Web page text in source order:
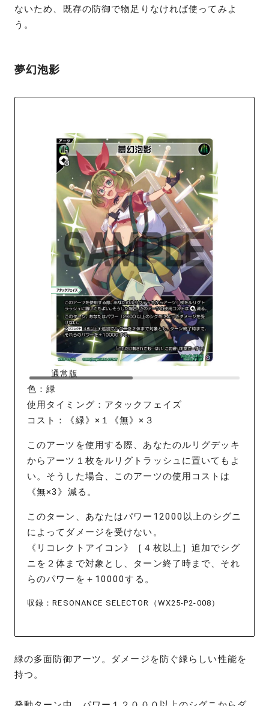
ないため、既存の防御で物足りなければ使ってみよ
う。
夢幻泡影
通常版
色：緑
使用タイミング：アタックフェイズ
コスト：《緑》×１《無》×３
このアーツを使用する際、あなたのルリグデッキ
からアーツ１枚をルリグトラッシュに置いてもよ
い。そうした場合、このアーツの使用コストは
《無×3》減る。
このターン、あなたはパワー12000以上のシグニ
によってダメージを受けない。
《リコレクトアイコン》［４枚以上］追加でシグ
ニを２体まで対象とし、ターン終了時まで、それ
らのパワーを＋10000する。
収録：RESONANCE SELECTOR（WX25-P2-008）
緑の多面防御アーツ。ダメージを防ぐ緑らしい性能を
持つ。